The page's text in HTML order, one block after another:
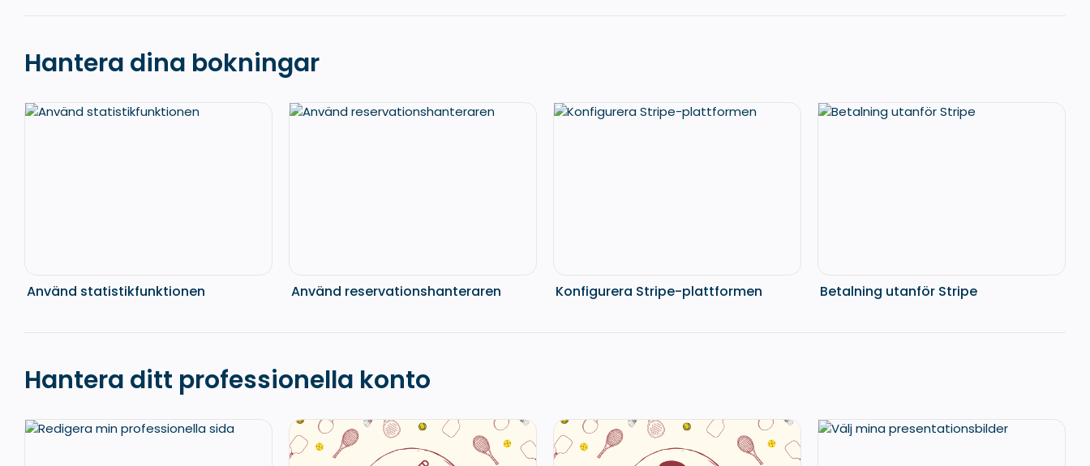
Hantera dina bokningar
Använd statistikfunktionen Använd reservationshanteraren Konfigurera Stripe-plattformen Betalning utanför Stripe
Hantera ditt professionella konto